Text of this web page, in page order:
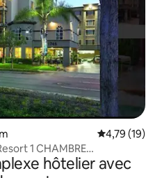
Évaluation
4,79 (19)
1 CHAMBRE
hôtelier avec